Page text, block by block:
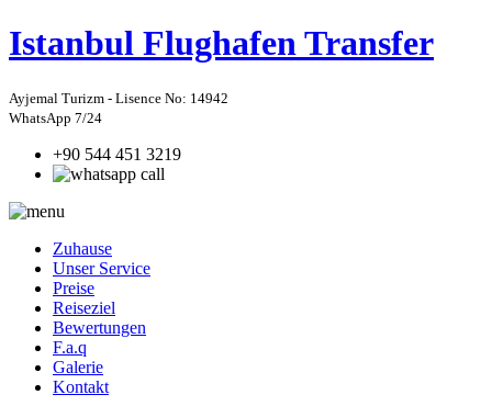
Istanbul Flughafen Transfer
Ayjemal Turizm - Lisence No: 14942
WhatsApp 7/24
+90 544 451 3219
Zuhause
Unser Service
Preise
Reiseziel
Bewertungen
F.a.q
Galerie
Kontakt